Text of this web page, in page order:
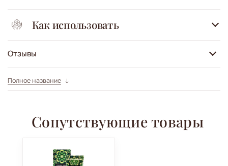
Как использовать
Отзывы
Полное название
Сопутствующие товары